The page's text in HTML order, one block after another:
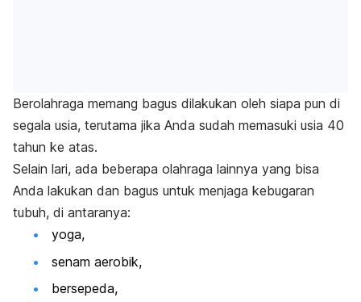
Berolahraga memang bagus dilakukan oleh siapa pun di
segala usia, terutama jika Anda sudah memasuki usia 40
tahun ke atas.
Selain lari, ada beberapa olahraga lainnya yang bisa
Anda lakukan dan bagus untuk menjaga kebugaran
tubuh, di antaranya:
yoga,
senam aerobik,
bersepeda,